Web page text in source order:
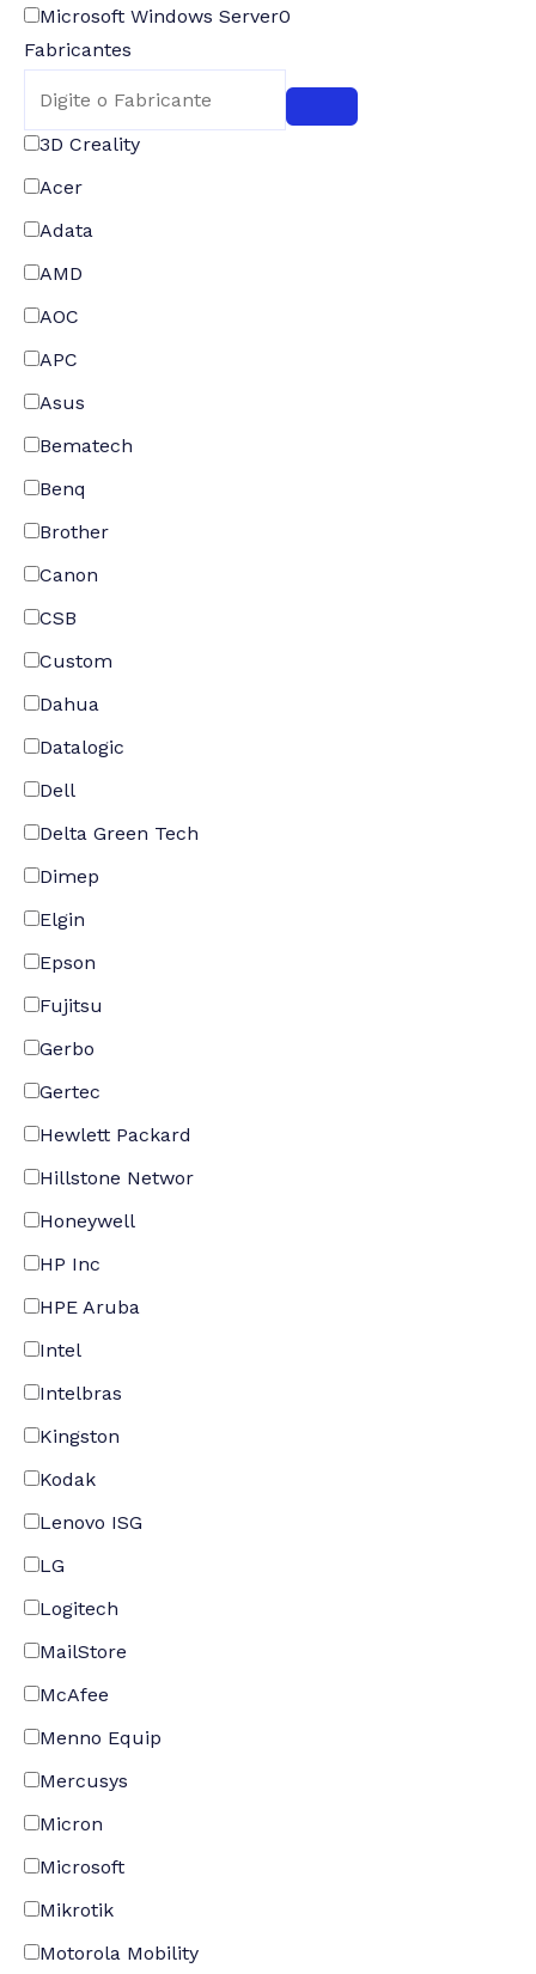
Microsoft Windows Server0
Fabricantes
3D Creality
Acer
Adata
AMD
AOC
APC
Asus
Bematech
Benq
Brother
Canon
CSB
Custom
Dahua
Datalogic
Dell
Delta Green Tech
Dimep
Elgin
Epson
Fujitsu
Gerbo
Gertec
Hewlett Packard
Hillstone Networ
Honeywell
HP Inc
HPE Aruba
Intel
Intelbras
Kingston
Kodak
Lenovo ISG
LG
Logitech
MailStore
McAfee
Menno Equip
Mercusys
Micron
Microsoft
Mikrotik
Motorola Mobility